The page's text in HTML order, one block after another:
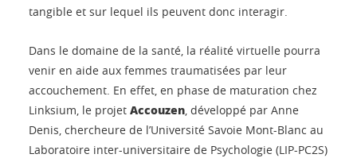
tangible et sur lequel ils peuvent donc interagir.
Dans le domaine de la santé, la réalité virtuelle pourra
venir en aide aux femmes traumatisées par leur
accouchement. En effet, en phase de maturation chez
Linksium, le projet Accouzen , développé par Anne
Denis, chercheure de l’Université Savoie Mont-Blanc au
Laboratoire inter-universitaire de Psychologie (LIP-PC2S)